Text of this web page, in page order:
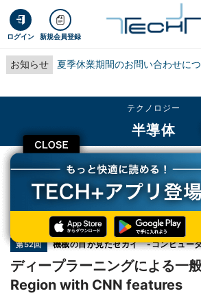
ログイン 新規会員登録
お知らせ 夏季休業期間のお問い合わせに
CLOSE
テクノロジー
半導体
TECH+ テクノロジー
半導体
ディープラーニングによる一般物体認識(1) –
第52回 機械の目が見たセカイ -コンピュー
ディープラーニングによる一
Region with CNN features